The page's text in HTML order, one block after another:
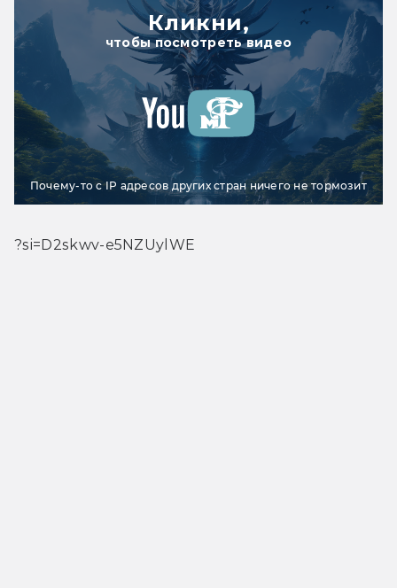
Кликни,
чтобы посмотреть видео
Почему-то с IP адресов других стран ничего не тормозит
?si=D2skwv-e5NZUylWE